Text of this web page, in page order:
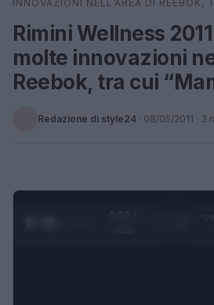
INNOVAZIONI NELL’AREA DI REEBOK,
Rimini Wellness
molte innovazioni
Reebok, tra cui
Redazione di style24 · 08/05/2011 · 3
0:30 /